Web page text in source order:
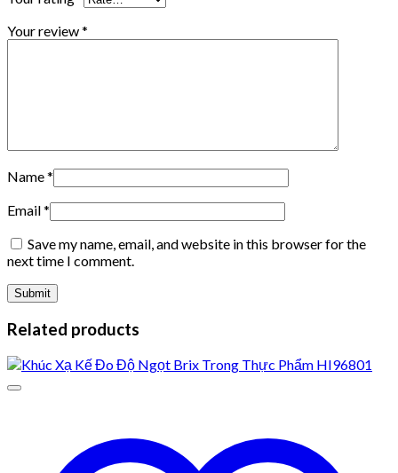
Your review*
Name*
Email*
Save my name, email, and website in this browser for the
next time I comment.
Related products